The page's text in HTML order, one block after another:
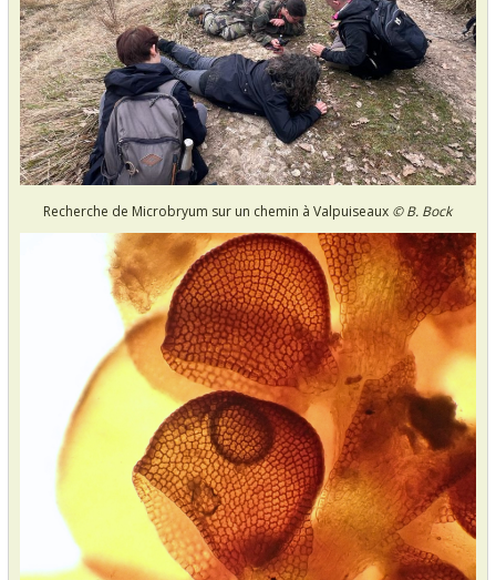
Recherche de Microbryum sur un chemin à Valpuiseaux © B. Bock